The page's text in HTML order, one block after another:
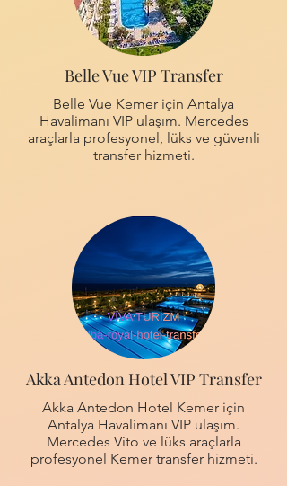
Belle Vue VIP Transfer
Belle Vue Kemer için Antalya
Havalimanı VIP ulaşım. Mercedes
araçlarla profesyonel, lüks ve güvenli
transfer hizmeti.
Akka Antedon Hotel VIP Transfer
Akka Antedon Hotel Kemer için
Antalya Havalimanı VIP ulaşım.
Mercedes Vito ve lüks araçlarla
profesyonel Kemer transfer hizmeti.